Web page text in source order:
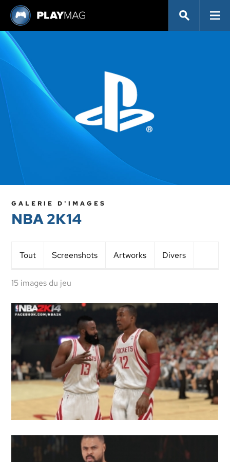
GALERIE D'IMAGES
NBA 2K14
Tout Screenshots Artworks Divers
15 images du jeu